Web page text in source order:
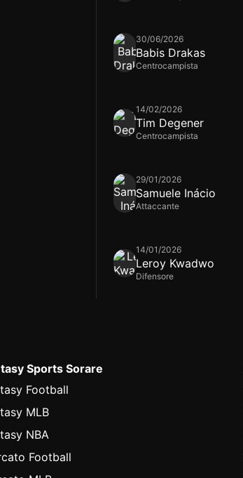
30/06/2026
Babis Drakas
Centrocampista
14/02/2026
Tim Degener
Centrocampista
29/01/2026
Samuele Inácio
Attaccante
14/01/2026
Leroy Kwadwo
Difensore
Sports Sorare
Football
MLB
NBA
Football